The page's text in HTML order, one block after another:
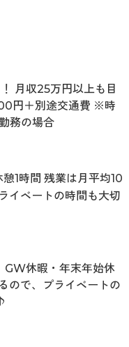
月収25万円以上も目
円＋別途交通費 ※時
務の場合
1時間 残業は月平均10
イベートの時間も大切
GW休暇・年末年始休
ので、プライベートの